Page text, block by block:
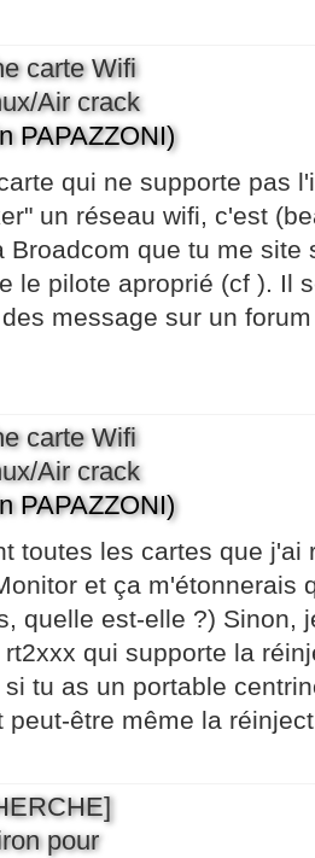
carte Wifi
Air crack
PAPAZZONI)
qui ne supporte pas
un réseau wifi, c'est
Broadcom que tu me site
le pilote aproprié (cf ). Il
message sur un
carte Wifi
Air crack
PAPAZZONI)
toutes les cartes que j'ai
et ça m'étonnerais
quelle est-elle ?) Sinon,
qui supporte la
tu as un portable
peut-être même la
pour